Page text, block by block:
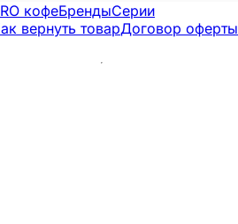
кофеБрендыСерии
вернуть товарДоговор оферты